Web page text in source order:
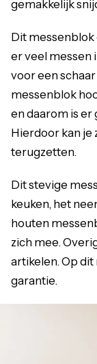
gemakkelijk
Dit messenblok
er veel messen
voor een
messenblok
en daarom is er
Hierdoor kan je
terugzetten.
Dit stevige
keuken, het
houten
zich mee.
artikelen. Op
garantie.